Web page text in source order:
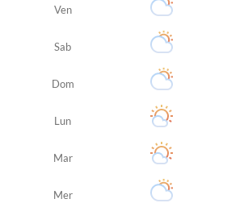
Ven
Sab
Dom
Lun
Mar
Mer